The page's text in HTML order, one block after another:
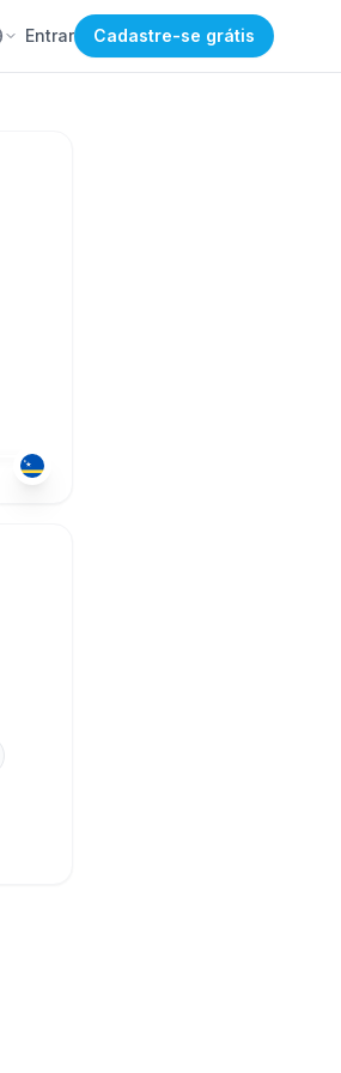
Entrar Cadastre-se grátis